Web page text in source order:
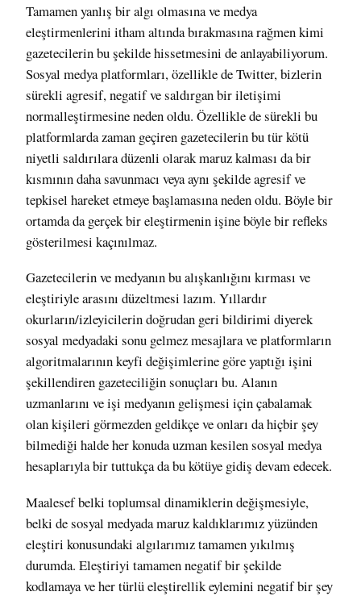
Tamamen yanlış bir algı olmasına ve medya
eleştirmenlerini itham altında bırakmasına rağmen kimi
gazetecilerin bu şekilde hissetmesini de anlayabiliyorum.
Sosyal medya platformları, özellikle de Twitter, bizlerin
sürekli agresif, negatif ve saldırgan bir iletişimi
normalleştirmesine neden oldu. Özellikle de sürekli bu
platformlarda zaman geçiren gazetecilerin bu tür kötü
niyetli saldırılara düzenli olarak maruz kalması da bir
kısmının daha savunmacı veya aynı şekilde agresif ve
tepkisel hareket etmeye başlamasına neden oldu. Böyle bir
ortamda da gerçek bir eleştirmenin işine böyle bir refleks
gösterilmesi kaçınılmaz.
Gazetecilerin ve medyanın bu alışkanlığını kırması ve
eleştiriyle arasını düzeltmesi lazım. Yıllardır
okurların/izleyicilerin doğrudan geri bildirimi diyerek
sosyal medyadaki sonu gelmez mesajlara ve platformların
algoritmalarının keyfi değişimlerine göre yaptığı işini
şekillendiren gazeteciliğin sonuçları bu. Alanın
uzmanlarını ve işi medyanın gelişmesi için çabalamak
olan kişileri görmezden geldikçe ve onları da hiçbir şey
bilmediği halde her konuda uzman kesilen sosyal medya
hesaplarıyla bir tuttukça da bu kötüye gidiş devam edecek.
Maalesef belki toplumsal dinamiklerin değişmesiyle,
belki de sosyal medyada maruz kaldıklarımız yüzünden
eleştiri konusundaki algılarımız tamamen yıkılmış
durumda. Eleştiriyi tamamen negatif bir şekilde
kodlamaya ve her türlü eleştirellik eylemini negatif bir şey